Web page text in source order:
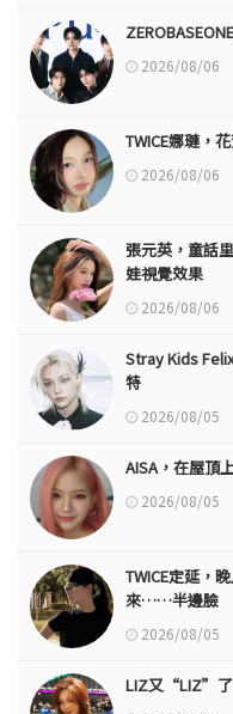
2026/08/06
TWICE娜璉，
2026/08/06
張元英，童話
娃視覺效果
2026/08/06
Stray Kids
特
2026/08/05
AISA，在屋頂
2026/08/05
TWICE定延，
來……半邊臉
2026/08/05
LIZ又“LIZ”